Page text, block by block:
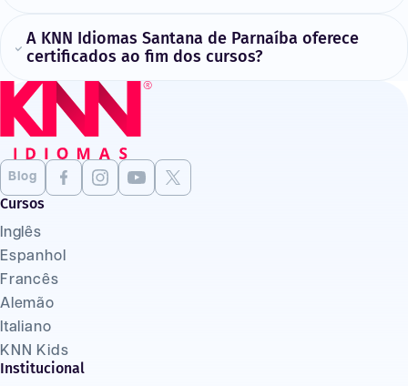
A KNN Idiomas Santana de Parnaíba oferece
certificados ao fim dos cursos?
Blog
Cursos
Inglês
Espanhol
Francês
Alemão
Italiano
KNN Kids
Institucional